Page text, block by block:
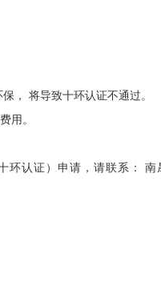
， 将导致十环认证不通过。
用。
环认证）申请，请联系： 南